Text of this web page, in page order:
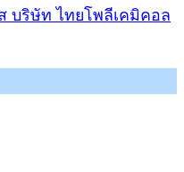
บริษัท ไทยโพลีเคมิคอล